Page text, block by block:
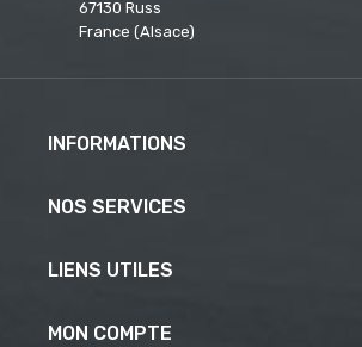
67130 Russ
France (Alsace)
INFORMATIONS
NOS SERVICES
LIENS UTILES
MON COMPTE